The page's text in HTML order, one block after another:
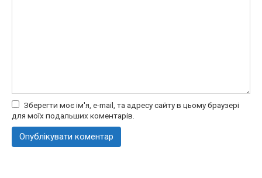
Зберегти моє ім'я, e-mail, та адресу сайту в цьому браузері
для моїх подальших коментарів.